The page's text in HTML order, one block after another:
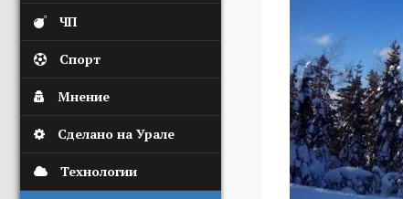
ЧП
Спорт
Мнение
Сделано на Урале
Технологии